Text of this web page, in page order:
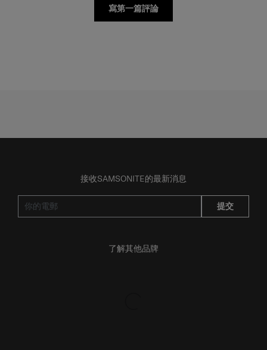
寫第一篇評論
接收SAMSONITE的最新消息
提交
了解其他品牌